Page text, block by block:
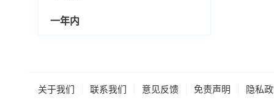
一年内
关于我们 联系我们 意见反馈 免责声明 隐私